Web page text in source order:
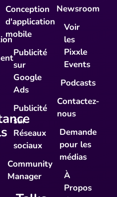
Conception
d'application
mobile
Publicité
sur
Google
Ads
Publicité
sur
Réseaux
sociaux
Community
Manager
Newsroom
Voir
les
Pixxle
Events
Podcasts
Contactez-
nous
Demande
pour les
médias
À
Propos